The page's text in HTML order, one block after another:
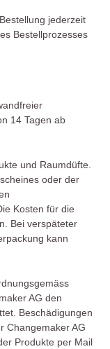
jederzeit
Bestellprozesses
14 Tagen ab
und Raumdüfte.
oder der
Kosten für die
Bei verspäteter
kann
AG den
Beschädigungen
Changemaker AG
Produkte per Mail